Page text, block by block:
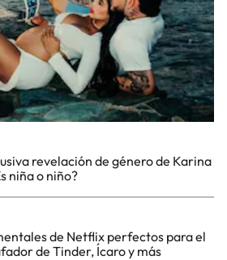
revelación de género de Karina
niña o niño?
de Netflix perfectos para el
de Tinder, Ícaro y más